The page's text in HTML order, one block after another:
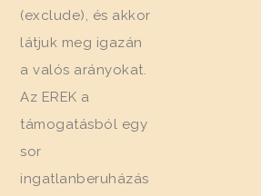
(exclude), és akkor
látjuk meg igazán
a valós arányokat.
Az EREK a
támogatásból egy
sor
ingatlanberuházás